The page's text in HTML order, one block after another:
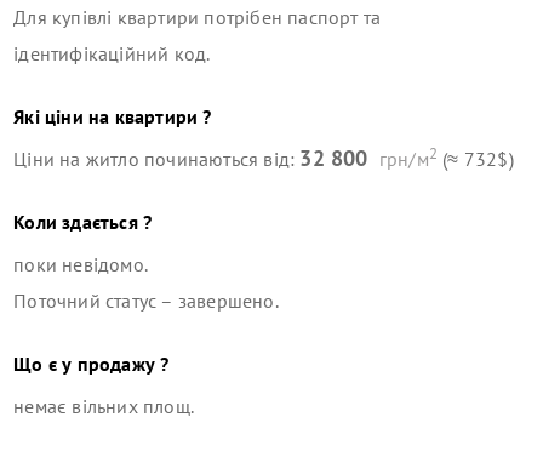
Для купівлі квартири потрібен паспорт та
ідентифікаційний код.
Які ціни на квартири ?
Ціни на житло починаються від: 32 800 грн/м2 (≈ 732$)
Коли здається ?
поки невідомо.
Поточний статус – завершено.
Що є у продажу ?
немає вільних площ.